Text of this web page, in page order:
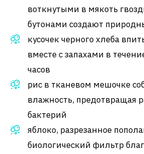
воткнутыми в мякоть
бутонами создают
кусочек черного хлеба
вместе с запахами в
часов
рис в тканевом мешочке
влажность, предотвращая
бактерий
яблоко, разрезанное
биологический фильтр